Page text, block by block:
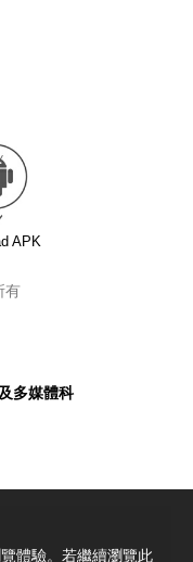
APK
有
多媒體科
體驗。若繼續瀏覽此